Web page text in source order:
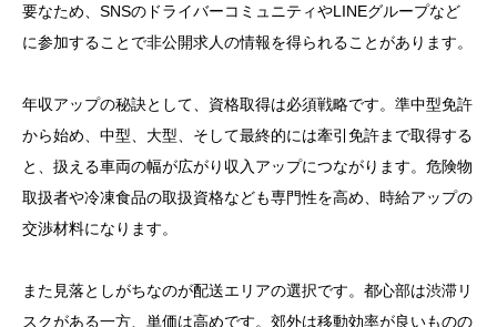
要なため、SNSのドライバーコミュニティやLINEグループなど
に参加することで非公開求人の情報を得られることがあります。
年収アップの秘訣として、資格取得は必須戦略です。準中型免許
から始め、中型、大型、そして最終的には牽引免許まで取得する
と、扱える車両の幅が広がり収入アップにつながります。危険物
取扱者や冷凍食品の取扱資格なども専門性を高め、時給アップの
交渉材料になります。
また見落としがちなのが配送エリアの選択です。都心部は渋滞リ
スクがある一方、単価は高めです。郊外は移動効率が良いものの